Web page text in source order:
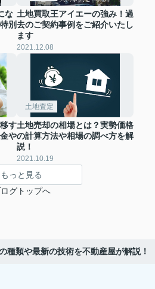
な
別
土地買取王アイエーの強み！過
去のご契約事例をご紹介いたし
ます
2021.12.08
す
や
土地査定
土地売却の相場とは？実勢価格
の計算方法や相場の調べ方を解
説！
2021.10.19
もっと見る
グトップへ
種類や最新の技術を不動産屋が解説！